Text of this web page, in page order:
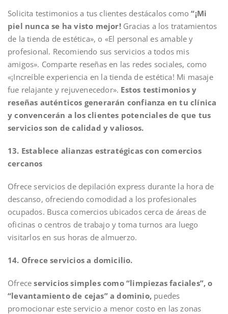
Solicita testimonios a tus clientes destácalos como “¡Mi
piel nunca se ha visto mejor!Gracias a los tratamientos
de la tienda de estética», o «El personal es amable y
profesional. Recomiendo sus servicios a todos mis
amigos». Comparte reseñas en las redes sociales, como
«¡Increíble experiencia en la tienda de estética! Mi masaje
fue relajante y rejuvenecedor». Estos testimonios y
reseñas auténticos generarán confianza en tu clínica
y convencerán a los clientes potenciales de que tus
servicios son de calidad y valiosos.
13. Establece alianzas estratégicas con comercios
cercanos
Ofrece servicios de depilación express durante la hora de
descanso, ofreciendo comodidad a los profesionales
ocupados. Busca comercios ubicados cerca de áreas de
oficinas o centros de trabajo y toma turnos ara luego
visitarlos en sus horas de almuerzo.
14. Ofrece servicios a domicilio.
Ofreceservicios simples como “limpiezas faciales”, o
“levantamiento de cejas” a dominio, puedes
promocionar este servicio a menor costo en las zonas